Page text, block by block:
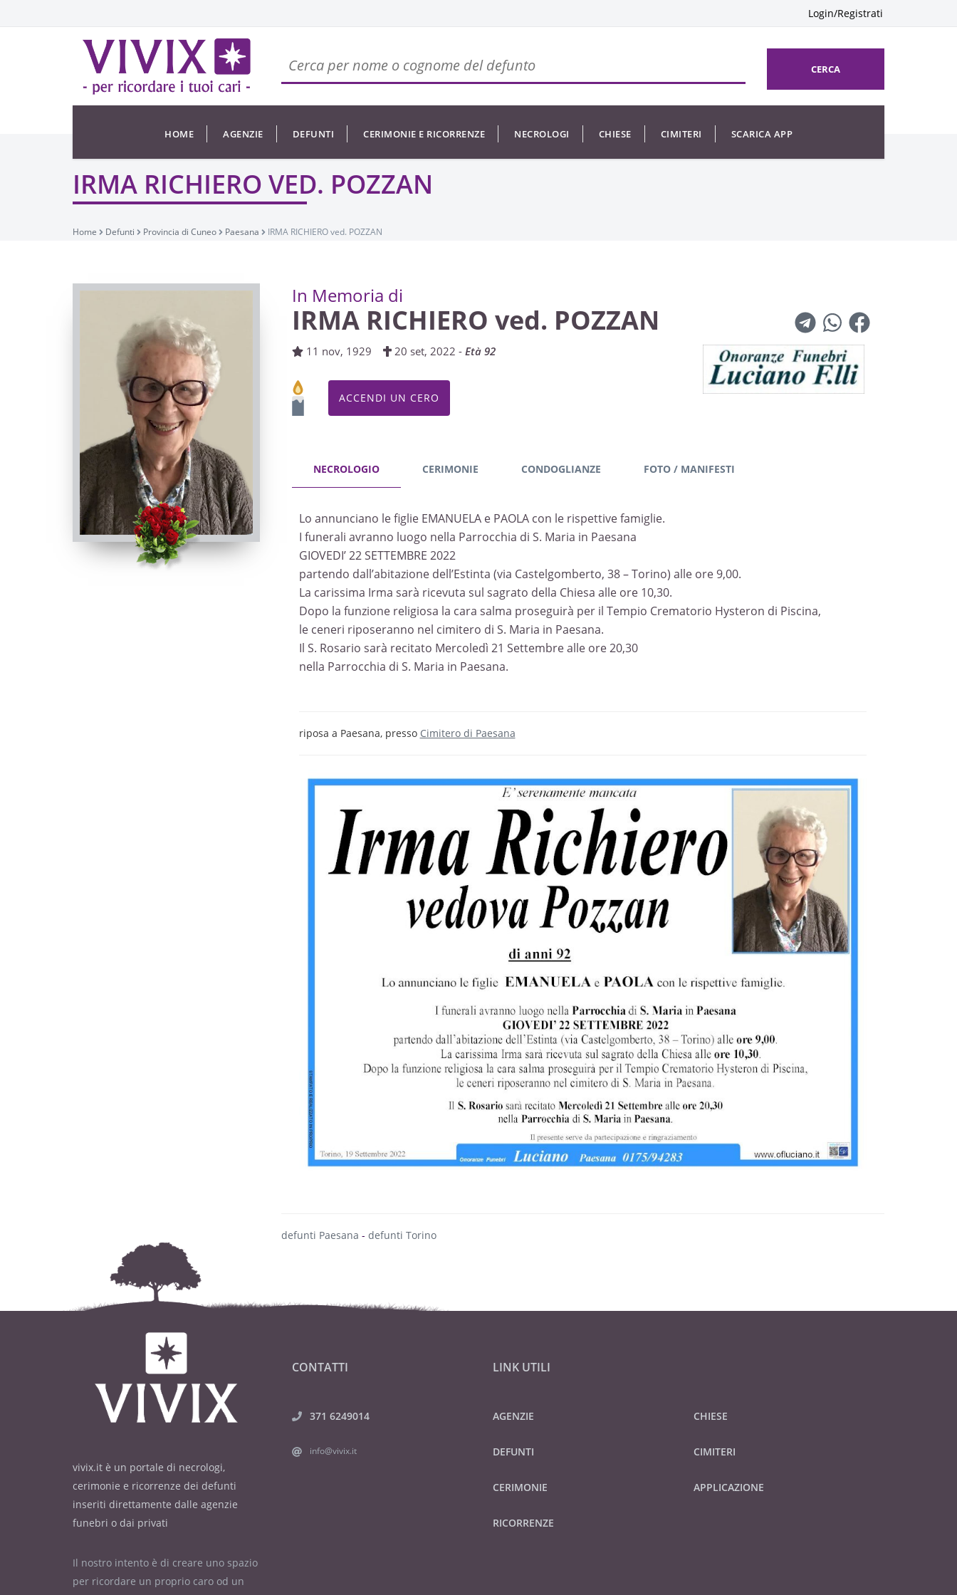
Login/Registrati
CERCA
HOME AGENZIE DEFUNTI CERIMONIE E RICORRENZE NECROLOGI CHIESE CIMITERI SCARICA APP
IRMA RICHIERO VED. POZZAN
Home Defunti Provincia di Cuneo Paesana IRMA RICHIERO ved. POZZAN
In Memoria di
IRMA RICHIERO ved. POZZAN
11 nov, 1929 20 set, 2022 - Età 92
ACCENDI UN CERO
NECROLOGIO CERIMONIE CONDOGLIANZE FOTO / MANIFESTI
Lo annunciano le figlie EMANUELA e PAOLA con le rispettive famiglie.
I funerali avranno luogo nella Parrocchia di S. Maria in Paesana
GIOVEDI’ 22 SETTEMBRE 2022
partendo dall’abitazione dell’Estinta (via Castelgomberto, 38 – Torino) alle ore 9,00.
La carissima Irma sarà ricevuta sul sagrato della Chiesa alle ore 10,30.
Dopo la funzione religiosa la cara salma proseguirà per il Tempio Crematorio Hysteron di Piscina,
le ceneri riposeranno nel cimitero di S. Maria in Paesana.
Il S. Rosario sarà recitato Mercoledì 21 Settembre alle ore 20,30
nella Parrocchia di S. Maria in Paesana.
riposa a Paesana, presso Cimitero di Paesana
defunti Paesana - defunti Torino
vivix.it è un portale di necrologi,
cerimonie e ricorrenze dei defunti
inseriti direttamente dalle agenzie
funebri o dai privati
Il nostro intento è di creare uno spazio
per ricordare un proprio caro od un
CONTATTI
371 6249014
info@vivix.it
LINK UTILI
AGENZIE
DEFUNTI
CERIMONIE
RICORRENZE
CHIESE
CIMITERI
APPLICAZIONE